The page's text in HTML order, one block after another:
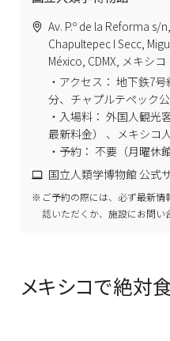
Av. P.º de la Reforma s/
Chapultepec I Secc,
México, CDMX, メキシコ
・アクセス： 地下鉄7
分、チャプルテペック公
・入場料： 外国人観光
最新料金） 、メキシコ
・予約： 不要（月曜休館
国立人類学博物館 公式
ご予約の際には、必ず最新
認いただくか、施設にお問い
メキシコで絶対